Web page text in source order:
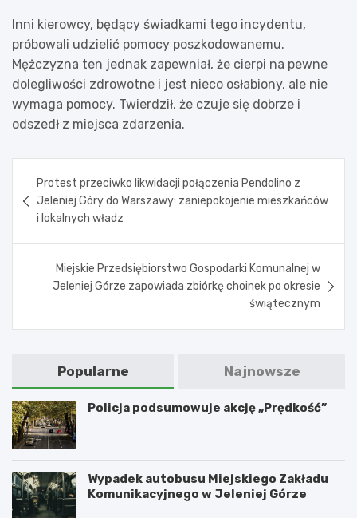
Inni kierowcy, będący świadkami tego incydentu,
próbowali udzielić pomocy poszkodowanemu.
Mężczyzna ten jednak zapewniał, że cierpi na pewne
dolegliwości zdrowotne i jest nieco osłabiony, ale nie
wymaga pomocy. Twierdził, że czuje się dobrze i
odszedł z miejsca zdarzenia.
wpisu
Protest przeciwko likwidacji połączenia Pendolino z
Jeleniej Góry do Warszawy: zaniepokojenie mieszkańców
i lokalnych władz
Miejskie Przedsiębiorstwo Gospodarki Komunalnej w
Jeleniej Górze zapowiada zbiórkę choinek po okresie
świątecznym
Popularne Najnowsze
Policja podsumowuje akcję „Prędkość”
Wypadek autobusu Miejskiego Zakładu
Komunikacyjnego w Jeleniej Górze